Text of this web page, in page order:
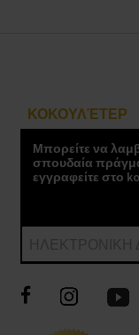
ΚΟΚΟΥΛΈΤΕΡ
Μπορείτε να
σπουδαία
εγγραφείτε στο